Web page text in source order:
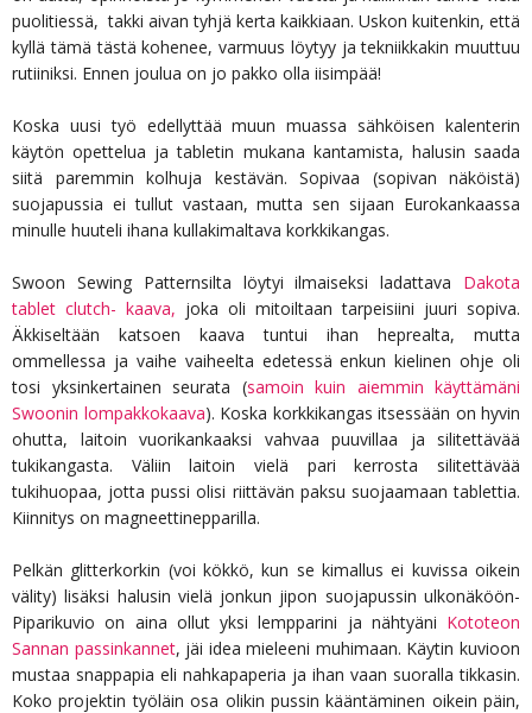
puolitiessä, takki aivan tyhjä kerta kaikkiaan. Uskon kuitenkin, että
kyllä tämä tästä kohenee, varmuus löytyy ja tekniikkakin muuttuu
rutiiniksi. Ennen joulua on jo pakko olla iisimpää!
Koska uusi työ edellyttää muun muassa sähköisen kalenterin
käytön opettelua ja tabletin mukana kantamista, halusin saada
siitä paremmin kolhuja kestävän. Sopivaa (sopivan näköistä)
suojapussia ei tullut vastaan, mutta sen sijaan Eurokankaassa
minulle huuteli ihana kullakimaltava korkkikangas.
Swoon Sewing Patternsilta löytyi ilmaiseksi ladattava Dakota
tablet clutch- kaava, joka oli mitoiltaan tarpeisiini juuri sopiva.
Äkkiseltään katsoen kaava tuntui ihan heprealta, mutta
ommellessa ja vaihe vaiheelta edetessä enkun kielinen ohje oli
tosi yksinkertainen seurata (samoin kuin aiemmin käyttämäni
Swoonin lompakkokaava). Koska korkkikangas itsessään on hyvin
ohutta, laitoin vuorikankaaksi vahvaa puuvillaa ja silitettävää
tukikangasta. Väliin laitoin vielä pari kerrosta silitettävää
tukihuopaa, jotta pussi olisi riittävän paksu suojaamaan tablettia.
Kiinnitys on magneettinepparilla.
Pelkän glitterkorkin (voi kökkö, kun se kimallus ei kuvissa oikein
välity) lisäksi halusin vielä jonkun jipon suojapussin ulkonäköön-
Piparikuvio on aina ollut yksi lempparini ja nähtyäni Kototeon
Sannan passinkannet, jäi idea mieleeni muhimaan. Käytin kuvioon
mustaa snappapia eli nahkapaperia ja ihan vaan suoralla tikkasin.
Koko projektin työläin osa olikin pussin kääntäminen oikein päin,